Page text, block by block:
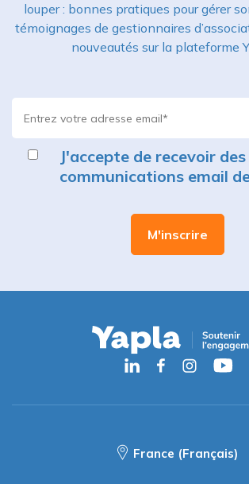
louper : bonnes pratiques pour gérer
témoignages de gestionnaires
nouveautés sur la plateforme
J'accepte de recevoir des
communications email
France (Français)